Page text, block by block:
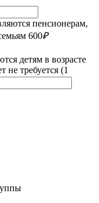
пенсионерам,
600₽
детям в возрасте
не требуется (1